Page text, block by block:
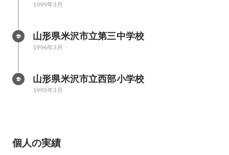
1999年3月
山形県米沢市立第三中学校
1996年3月
山形県米沢市立西部小学校
1993年3月
個人の実績